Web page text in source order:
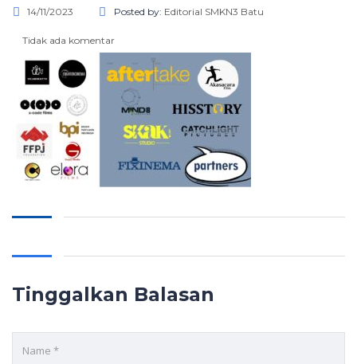
14/11/2023 Posted by: Editorial SMKN3 Batu
Tidak ada komentar
Tinggalkan Balasan